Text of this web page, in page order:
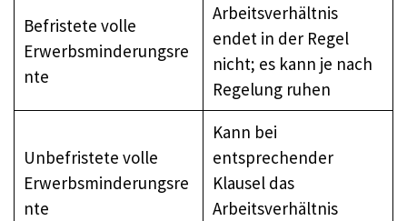
Befristete volle
Erwerbsminderungsre
nte
Arbeitsverhältnis
endet in der Regel
nicht; es kann je nach
Regelung ruhen
Unbefristete volle
Erwerbsminderungsre
nte
Kann bei
entsprechender
Klausel das
Arbeitsverhältnis